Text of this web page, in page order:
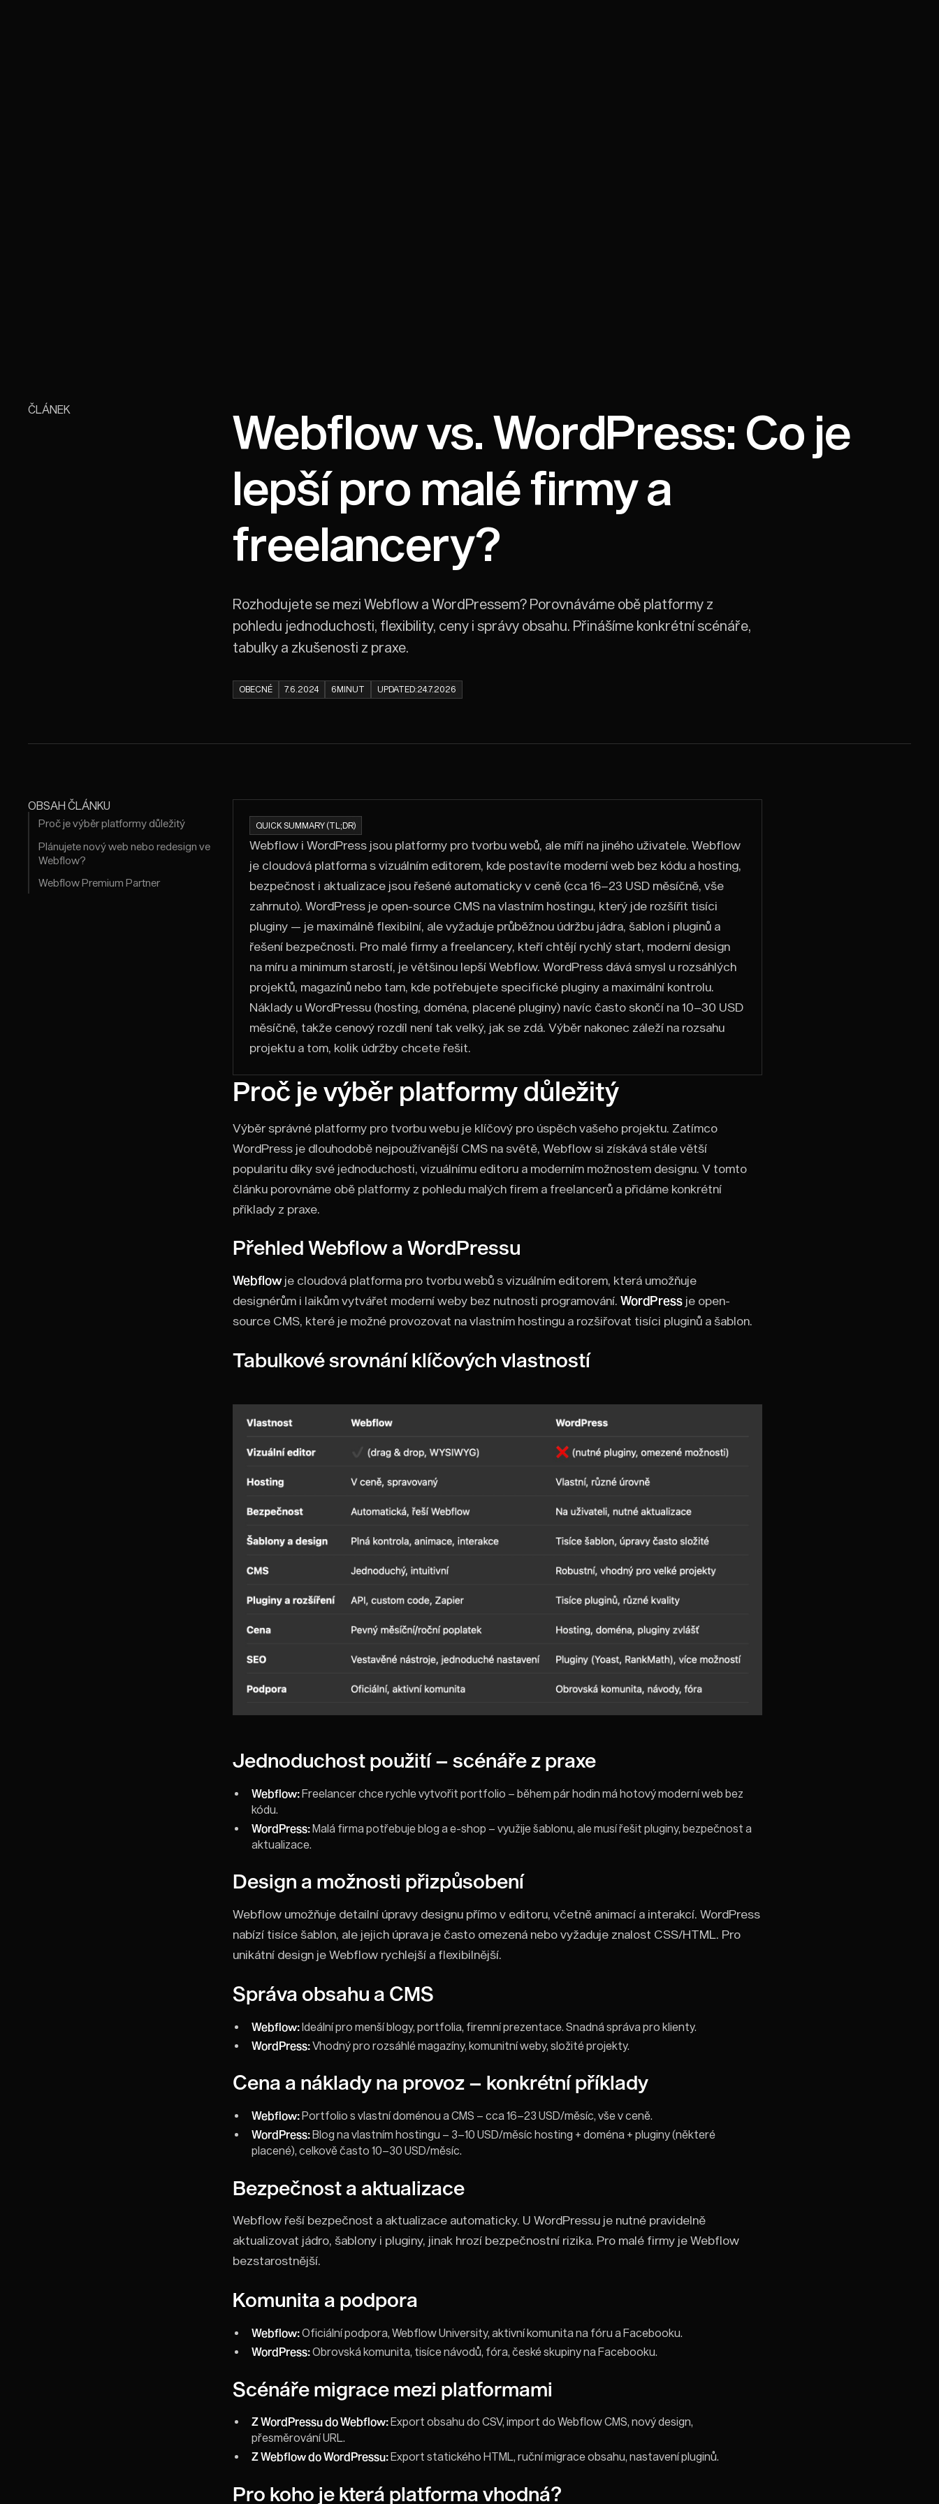
ČLÁNEK
Webflow vs. WordPress: Co je
lepší pro malé firmy a
freelancery?
Rozhodujete se mezi Webflow a WordPressem? Porovnáváme obě platformy z
pohledu jednoduchosti, flexibility, ceny i správy obsahu. Přinášíme konkrétní scénáře,
tabulky a zkušenosti z praxe.
OBECNÉ 7.6.2024 6MINUT UPDATED:24.7.2026
OBSAH ČLÁNKU
Proč je výběr platformy důležitý
Plánujete nový web nebo redesign ve
Webflow?
Webflow Premium Partner
QUICK SUMMARY (TL;DR)
Webflow i WordPress jsou platformy pro tvorbu webů, ale míří na jiného uživatele. Webflow
je cloudová platforma s vizuálním editorem, kde postavíte moderní web bez kódu a hosting,
bezpečnost i aktualizace jsou řešené automaticky v ceně (cca 16–23 USD měsíčně, vše
zahrnuto). WordPress je open-source CMS na vlastním hostingu, který jde rozšířit tisíci
pluginy — je maximálně flexibilní, ale vyžaduje průběžnou údržbu jádra, šablon i pluginů a
řešení bezpečnosti. Pro malé firmy a freelancery, kteří chtějí rychlý start, moderní design
na míru a minimum starostí, je většinou lepší Webflow. WordPress dává smysl u rozsáhlých
projektů, magazínů nebo tam, kde potřebujete specifické pluginy a maximální kontrolu.
Náklady u WordPressu (hosting, doména, placené pluginy) navíc často skončí na 10–30 USD
měsíčně, takže cenový rozdíl není tak velký, jak se zdá. Výběr nakonec záleží na rozsahu
projektu a tom, kolik údržby chcete řešit.
Proč je výběr platformy důležitý
Výběr správné platformy pro tvorbu webu je klíčový pro úspěch vašeho projektu. Zatímco
WordPress je dlouhodobě nejpoužívanější CMS na světě, Webflow si získává stále větší
popularitu díky své jednoduchosti, vizuálnímu editoru a moderním možnostem designu. V tomto
článku porovnáme obě platformy z pohledu malých firem a freelancerů a přidáme konkrétní
příklady z praxe.
Přehled Webflow a WordPressu
Webflowje cloudová platforma pro tvorbu webů s vizuálním editorem, která umožňuje
designérům i laikům vytvářet moderní weby bez nutnosti programování. WordPressje open-
source CMS, které je možné provozovat na vlastním hostingu a rozšiřovat tisíci pluginů a šablon.
Tabulkové srovnání klíčových vlastností
Jednoduchost použití – scénáře z praxe
Webflow:Freelancer chce rychle vytvořit portfolio – během pár hodin má hotový moderní web bez
kódu.
WordPress:Malá firma potřebuje blog a e-shop – využije šablonu, ale musí řešit pluginy, bezpečnost a
aktualizace.
Design a možnosti přizpůsobení
Webflow umožňuje detailní úpravy designu přímo v editoru, včetně animací a interakcí. WordPress
nabízí tisíce šablon, ale jejich úprava je často omezená nebo vyžaduje znalost CSS/HTML. Pro
unikátní design je Webflow rychlejší a flexibilnější.
Správa obsahu a CMS
Webflow:Ideální pro menší blogy, portfolia, firemní prezentace. Snadná správa pro klienty.
WordPress:Vhodný pro rozsáhlé magazíny, komunitní weby, složité projekty.
Cena a náklady na provoz – konkrétní příklady
Webflow:Portfolio s vlastní doménou a CMS – cca 16–23 USD/měsíc, vše v ceně.
WordPress:Blog na vlastním hostingu – 3–10 USD/měsíc hosting + doména + pluginy (některé
placené), celkově často 10–30 USD/měsíc.
Bezpečnost a aktualizace
Webflow řeší bezpečnost a aktualizace automaticky. U WordPressu je nutné pravidelně
aktualizovat jádro, šablony i pluginy, jinak hrozí bezpečnostní rizika. Pro malé firmy je Webflow
bezstarostnější.
Komunita a podpora
Webflow:Oficiální podpora, Webflow University, aktivní komunita na fóru a Facebooku.
WordPress:Obrovská komunita, tisíce návodů, fóra, české skupiny na Facebooku.
Scénáře migrace mezi platformami
Z WordPressu do Webflow:Export obsahu do CSV, import do Webflow CMS, nový design,
přesměrování URL.
Z Webflow do WordPressu:Export statického HTML, ruční migrace obsahu, nastavení pluginů.
Pro koho je která platforma vhodná?